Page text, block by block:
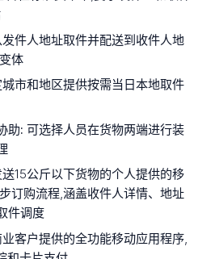
发件人地址取件并配送到收件人地
体
市和地区提供按需当日本地取件
助: 可选择人员在货物两端进行装
送15公斤以下货物的个人提供的移
订购流程,涵盖收件人详情、地址
件调度
业客户提供的全功能移动应用程序,